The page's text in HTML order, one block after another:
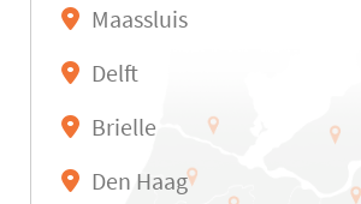
Maassluis
Delft
Brielle
Den Haag